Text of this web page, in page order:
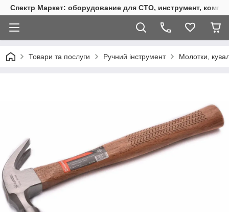
Спектр Маркет: оборудование для СТО, инструмент,
Товари та послуги Ручний інструмент Молотки,